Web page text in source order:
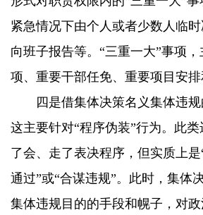
紧急情况下由个人或者少数人临
向班子报告等。“三重一大”事项
项、重要干部任免、重要项目安排
四是借集体决策名义集体违规
这主要针对“程序伪装”行为。此
了会、走了表决程序，但实质上是
通过”或“合谋违规”。此时，集体
集体违规目的的手段和幌子，对